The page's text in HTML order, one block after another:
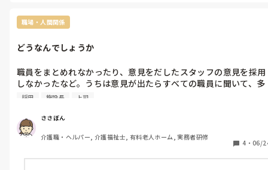
職場・人間関係
どうなんでしょうか
職員をまとめれなかったり、意見をだしたスタッフの意見を採用
しなかったなど。うちは意見が出たらすべての職員に聞いて、多
い意見が採用されます。
それが続いた時、主任や主任補佐は解雇される可能性があると思
いますか？
私は解雇の前に解任ではとおもうのですが…
採用 施設長 上司
ささぼん
介護職・ヘルパー, 介護福祉士, 有料老人ホーム, 実務者研修
4 ・ 06/